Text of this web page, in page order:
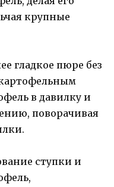
крупные
гладкое пюре без
в давилку и
поворачивая
ступки и